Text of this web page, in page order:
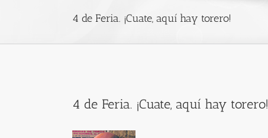
4 de Feria. ¡Cuate, aquí hay torero!
Image
4 de Feria. ¡Cuate, aquí hay torero!